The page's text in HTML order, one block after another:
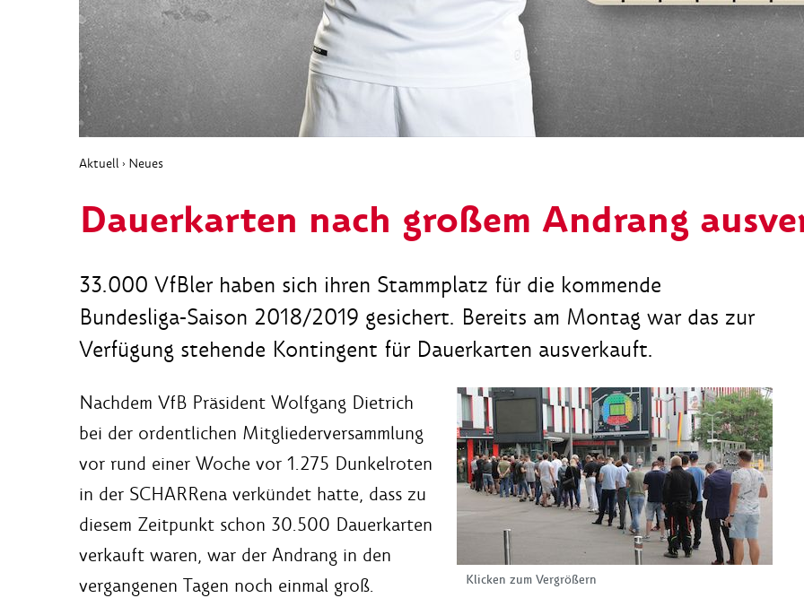
Aktuell › Neues
Dauerkarten nach großem Andrang
33.000 VfBler haben sich ihren Stammplatz für die kommende
Bundesliga-Saison 2018/2019 gesichert. Bereits am Montag war das zur
Verfügung stehende Kontingent für Dauerkarten ausverkauft.
Klicken zum Vergrößern
Nachdem VfB Präsident Wolfgang Dietrich
bei der ordentlichen Mitgliederversammlung
vor rund einer Woche vor 1.275 Dunkelroten
in der SCHARRena verkündet hatte, dass zu
diesem Zeitpunkt schon 30.500 Dauerkarten
verkauft waren, war der Andrang in den
vergangenen Tagen noch einmal groß.